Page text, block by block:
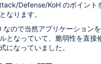
Defense/KoH のポイン
なります。
なので当然アプリケーション
となっていて、脆弱性を直
になっていました。